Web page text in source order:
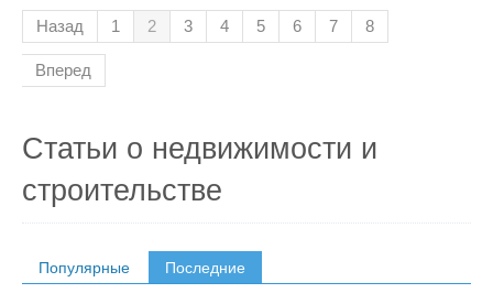
Назад 1 2 3 4 5 6 7 8
Вперед
Статьи о недвижимости и
строительстве
Популярные Последние